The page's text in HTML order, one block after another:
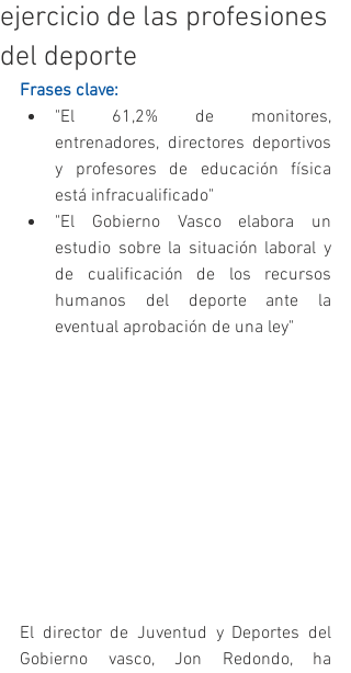
ejercicio de las profesiones
del deporte
Frases clave:
"El 61,2% de monitores,
entrenadores, directores deportivos
y profesores de educación física
está infracualificado"
"El Gobierno Vasco elabora un
estudio sobre la situación laboral y
de cualificación de los recursos
humanos del deporte ante la
eventual aprobación de una ley"
El director de Juventud y Deportes del
Gobierno vasco, Jon Redondo, ha